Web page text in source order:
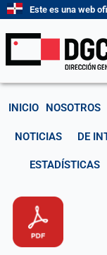
contenido
Este es una web
INICIO NOSOTROS
NOTICIAS DE
ESTADÍSTICAS